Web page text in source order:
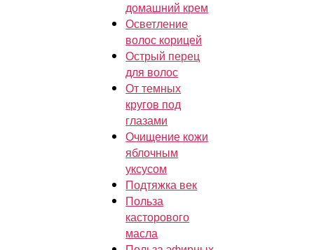
домашний крем
Осветление
волос корицей
Острый перец
для волос
От темных
кругов под
глазами
Очищение кожи
яблочным
уксусом
Подтяжка век
Польза
касторового
масла